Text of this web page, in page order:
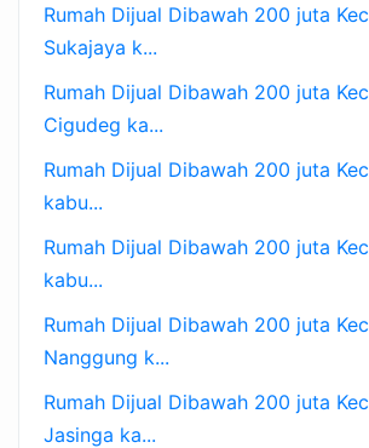
Rumah Dijual Dibawah 200 juta
Sukajaya k...
Rumah Dijual Dibawah 200 juta
Cigudeg ka...
Rumah Dijual Dibawah 200 juta
kabu...
Rumah Dijual Dibawah 200 juta
kabu...
Rumah Dijual Dibawah 200 juta
Nanggung k...
Rumah Dijual Dibawah 200 juta
Jasinga ka...